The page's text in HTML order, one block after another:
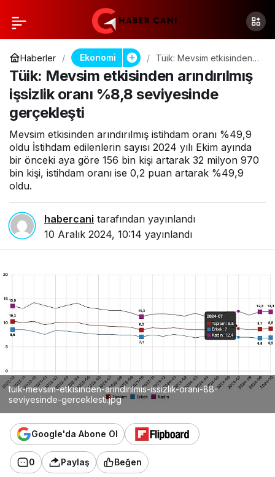
Haberler Ekonomi
Tüik: Mevsim etkisinden
arındırılmış işsizlik oranı
%8,8 seviyesinde
gerçekleşti
Tüik: Mevsim etkisinden arındırılmış
işsizlik oranı %8,8 seviyesinde
gerçekleşti
Mevsim etkisinden arındırılmış istihdam oranı %49,9
oldu İstihdam edilenlerin sayısı 2024 yılı Ekim ayında
bir önceki aya göre 156 bin kişi artarak 32 milyon 970
bin kişi, istihdam oranı ise 0,2 puan artarak %49,9
oldu.
habercani tarafından yayınlandı
10 Aralık 2024, 10:14 yayınlandı
tuik-mevsim-etkisinden-arindirilmis-issizlik-orani-88-
seviyesinde-gerceklesti.jpg
Google'da Abone Ol
0 Paylaş Beğen